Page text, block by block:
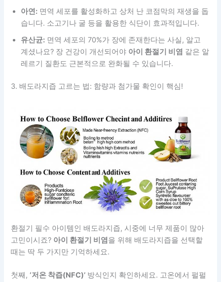
아연: 면역 세포를 활성화하고 상처 난 코점막의 재생을 돕
습니다. 소고기나 굴 등을 활용한 식단이 효과적입니다.
유산균: 면역 세포의 70%가 장에 존재한다는 사실, 알고
계셨나요? 장 건강이 개선되어야 아이 환절기 비염 같은 알
레르기 질환도 근본적으로 완화될 수 있습니다.
3. 배도라지즙 고르는 법: 함량과 첨가물 확인이 핵심!
환절기 필수 아이템인 배도라지즙, 시중에 너무 제품이 많아
고민이시죠? 아이 환절기 비염 을 위해 배도라지즙을 선택할
때는 딱 두 가지만 기억하세요.
첫째, ‘저온 착즙(NFC)’ 방식인지 확인하세요. 고온에서 펄펄